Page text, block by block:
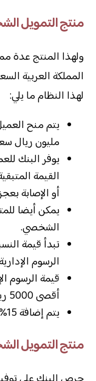
منتج التمويل
ولهذا المنتج عدة
المملكة العربية
لهذا النظام ما يلي:
مليون ريال
يوفر البنك
القيمة
أو الإصابة
يمكن أيضا
الشخصي.
الرسوم
أقصى 5000 ريال سعودي.
يتم إضافة 15% قيمة للضريبة المضافة.
منتج التمويل